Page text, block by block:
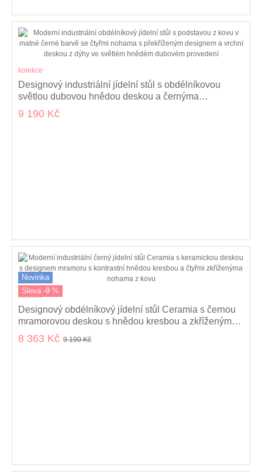
kolekce
Designový industriální jídelní stůl s obdélníkovou
světlou dubovou hnědou deskou a černýma
zkříženýma nohama 160 cm
9 190 Kč
Novinka
Sleva -9 %
kolekce
Designový obdélníkový jídelní stůl Ceramia s černou
mramorovou deskou s hnědou kresbou a zkříženýma
nohama 180 cm
8 363 Kč 9 190 Kč